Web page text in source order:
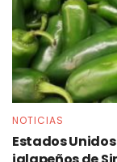
NOTICIAS
Estados